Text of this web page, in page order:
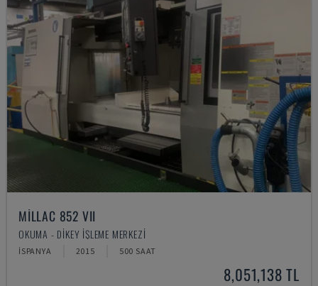
MILLAC 852 VII
OKUMA - DIKEY İŞLEME MERKEZI
İSPANYA 2015 500 SAAT
8,051,138 TL